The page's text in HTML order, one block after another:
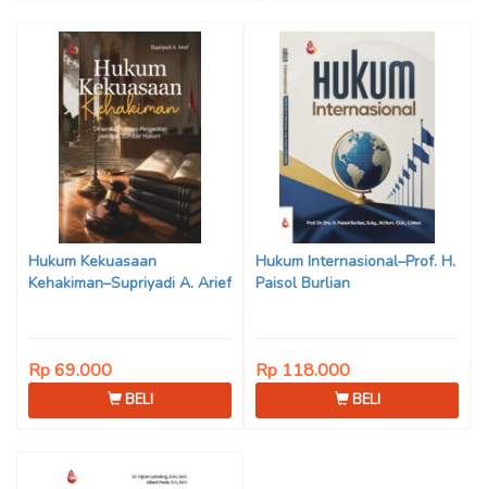
Hukum Kekuasaan
Kehakiman–Supriyadi A. Arief
Rp 69.000
BELI
Hukum Internasional–Prof. H.
Paisol Burlian
Rp 118.000
BELI